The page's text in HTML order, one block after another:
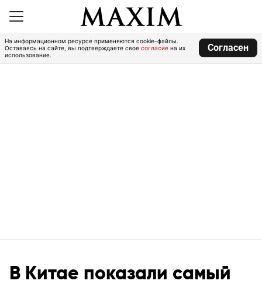
На информационном ресурсе применяются cookie-файлы.
Оставаясь на сайте, вы подтверждаете свое согласие на их
использование.
Согласен
В Китае показали самый